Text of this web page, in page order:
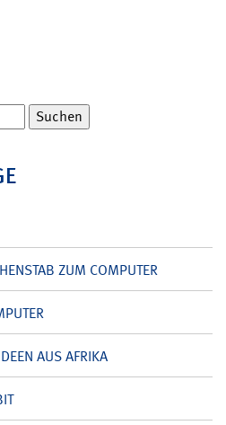
ZUM COMPUTER
AUS AFRIKA